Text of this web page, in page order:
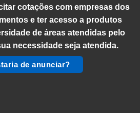
cotações com empresas dos
e ter acesso a produtos
de áreas atendidas pelo
necessidade seja atendida.
de anunciar?